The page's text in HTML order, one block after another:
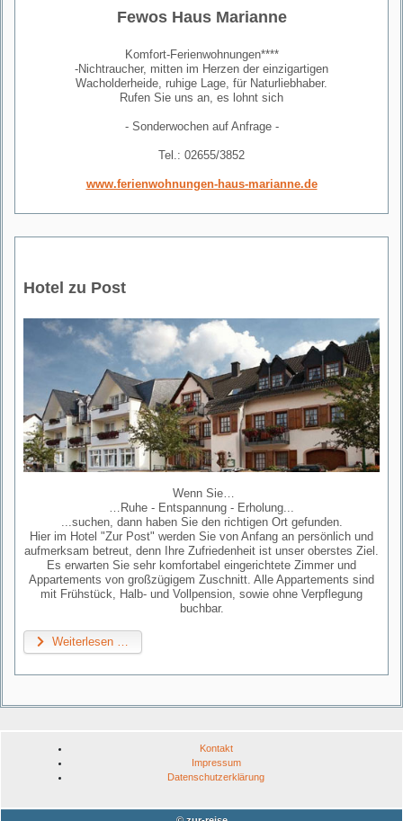
Fewos Haus Marianne
Komfort-Ferienwohnungen****
-Nichtraucher, mitten im Herzen der einzigartigen
Wacholderheide, ruhige Lage, für Naturliebhaber.
Rufen Sie uns an, es lohnt sich
- Sonderwochen auf Anfrage -
Tel.: 02655/3852
www.ferienwohnungen-haus-marianne.de
Hotel zu Post
Wenn Sie…
…Ruhe - Entspannung - Erholung...
...suchen, dann haben Sie den richtigen Ort gefunden.
Hier im Hotel "Zur Post" werden Sie von Anfang an persönlich und
aufmerksam betreut, denn Ihre Zufriedenheit ist unser oberstes Ziel.
Es erwarten Sie sehr komfortabel eingerichtete Zimmer und
Appartements von großzügigem Zuschnitt. Alle Appartements sind
mit Frühstück, Halb- und Vollpension, sowie ohne Verpflegung
buchbar.
Weiterlesen …
Kontakt
Impressum
Datenschutzerklärung